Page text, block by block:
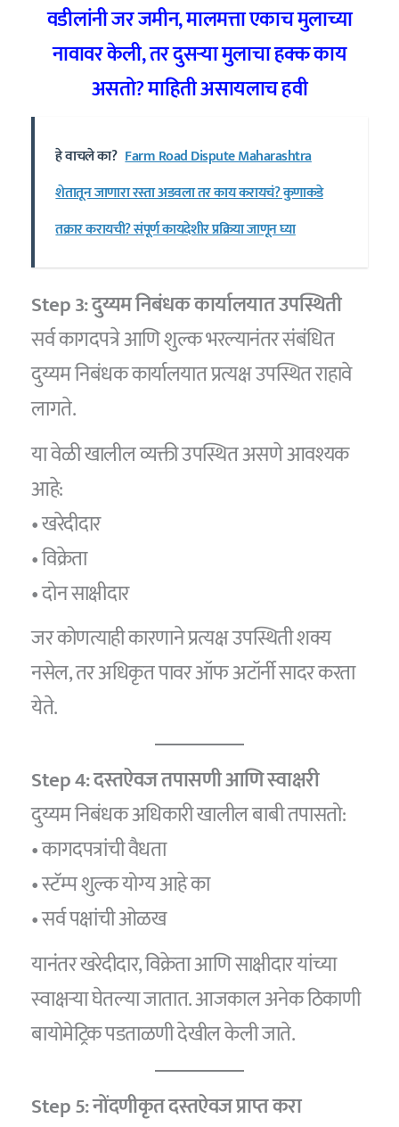
वडीलांनी जर जमीन, मालमत्ता एकाच मुलाच्या
नावावर केली, तर दुसऱ्या मुलाचा हक्क काय
असतो? माहिती असायलाच हवी
हे वाचले का? Farm Road Dispute Maharashtra
शेतातून जाणारा रस्ता अडवला तर काय करायचं? कुणाकडे
तक्रार करायची? संपूर्ण कायदेशीर प्रक्रिया जाणून घ्या
Step 3: दुय्यम निबंधक कार्यालयात उपस्थिती
सर्व कागदपत्रे आणि शुल्क भरल्यानंतर संबंधित
दुय्यम निबंधक कार्यालयात प्रत्यक्ष उपस्थित राहावे
लागते.
या वेळी खालील व्यक्ती उपस्थित असणे आवश्यक
आहे:
• खरेदीदार
• विक्रेता
• दोन साक्षीदार
जर कोणत्याही कारणाने प्रत्यक्ष उपस्थिती शक्य
नसेल, तर अधिकृत पावर ऑफ अटॉर्नी सादर करता
येते.
Step 4: दस्तऐवज तपासणी आणि स्वाक्षरी
दुय्यम निबंधक अधिकारी खालील बाबी तपासतो:
• कागदपत्रांची वैधता
• स्टॅम्प शुल्क योग्य आहे का
• सर्व पक्षांची ओळख
यानंतर खरेदीदार, विक्रेता आणि साक्षीदार यांच्या
स्वाक्षऱ्या घेतल्या जातात. आजकाल अनेक ठिकाणी
बायोमेट्रिक पडताळणी देखील केली जाते.
Step 5: नोंदणीकृत दस्तऐवज प्राप्त करा